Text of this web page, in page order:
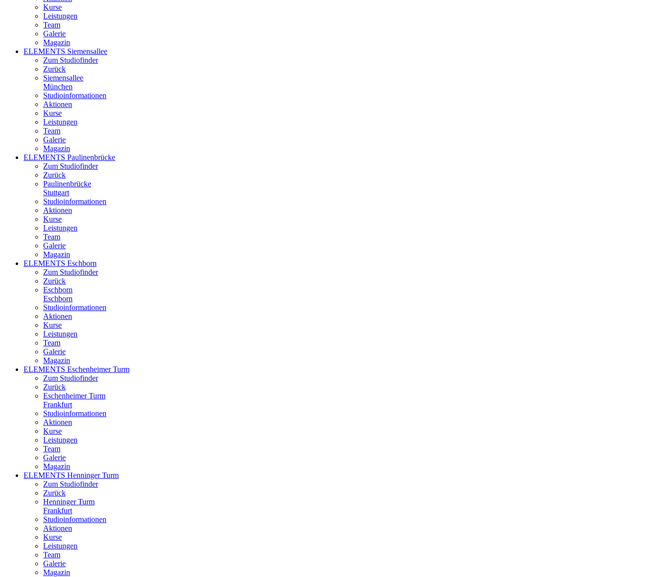
Kurse
Leistungen
Team
Galerie
Magazin
ELEMENTS Siemensallee
Zum Studiofinder
Zurück
Siemens­allee
München
Studioinformationen
Aktionen
Kurse
Leistungen
Team
Galerie
Magazin
ELEMENTS Paulinenbrücke
Zum Studiofinder
Zurück
Paulinen­brücke
Stuttgart
Studioinformationen
Aktionen
Kurse
Leistungen
Team
Galerie
Magazin
ELEMENTS Eschborn
Zum Studiofinder
Zurück
Esch­born
Eschborn
Studioinformationen
Aktionen
Kurse
Leistungen
Team
Galerie
Magazin
ELEMENTS Eschenheimer Turm
Zum Studiofinder
Zurück
Eschen­heimer Turm
Frankfurt
Studioinformationen
Aktionen
Kurse
Leistungen
Team
Galerie
Magazin
ELEMENTS Henninger Turm
Zum Studiofinder
Zurück
Henninger Turm
Frankfurt
Studioinformationen
Aktionen
Kurse
Leistungen
Team
Galerie
Magazin